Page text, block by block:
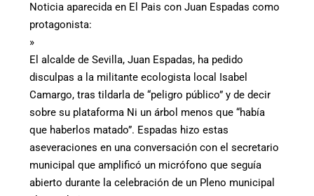
Noticia aparecida en El Pais con Juan Espadas como
protagonista:
»
El alcalde de Sevilla, Juan Espadas, ha pedido
disculpas a la militante ecologista local Isabel
Camargo, tras tildarla de “peligro público” y de decir
sobre su plataforma Ni un árbol menos que “había
que haberlos matado”. Espadas hizo estas
aseveraciones en una conversación con el secretario
municipal que amplificó un micrófono que seguía
abierto durante la celebración de un Pleno municipal